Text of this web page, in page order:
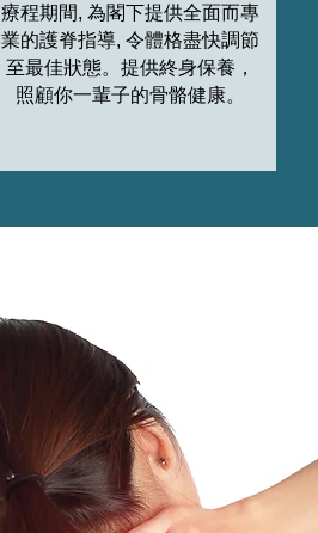
療程期間, 為閣下提供全面而專
業的護脊指導, 令體格盡快調節
至最佳狀態。提供終身保養，
照顧你一輩子的骨骼健康。